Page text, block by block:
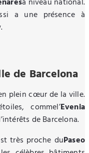
a une présence à
de Barcelona
plein cœur de la ville.
commel’Evenia
de Barcelona.
très proche duPaseo